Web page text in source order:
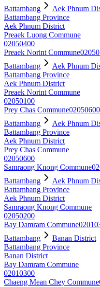
Battambang
Aek Phnum
Battambang Province
Aek Phnum District
Preaek Luong Commune
02050400
Preaek Norint Commune
Battambang
Aek Phnum
Battambang Province
Aek Phnum District
Preaek Norint Commune
02050100
Prey Chas Commune02050600
Battambang
Aek Phnum
Battambang Province
Aek Phnum District
Prey Chas Commune
02050600
Samraong Knong Commune
Battambang
Aek Phnum
Battambang Province
Aek Phnum District
Samraong Knong Commune
02050200
Bay Damram Commune
Battambang
Banan District
Battambang Province
Banan District
Bay Damram Commune
02010300
Chaeng Mean Chey Commune